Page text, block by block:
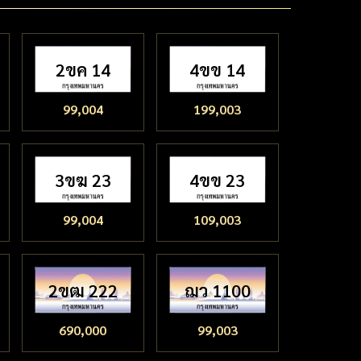
2ขค 14
99,004
4ขข 14
199,003
3ขฆ 23
99,004
4ขข 23
109,003
2ขฒ 222
690,000
ฌว 1100
99,003